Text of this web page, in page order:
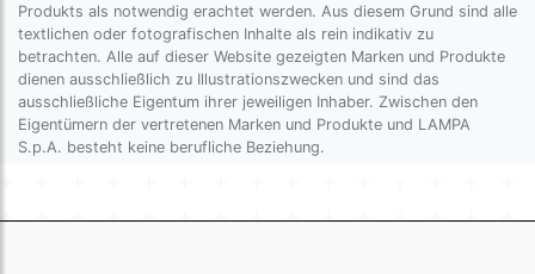
Produkts als notwendig erachtet werden. Aus diesem Grund sind alle
textlichen oder fotografischen Inhalte als rein indikativ zu
betrachten. Alle auf dieser Website gezeigten Marken und Produkte
dienen ausschließlich zu Illustrationszwecken und sind das
ausschließliche Eigentum ihrer jeweiligen Inhaber. Zwischen den
Eigentümern der vertretenen Marken und Produkte und LAMPA
S.p.A. besteht keine berufliche Beziehung.